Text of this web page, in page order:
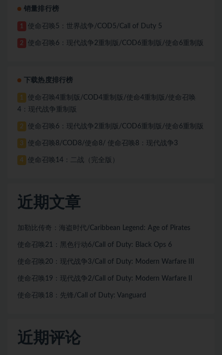
销量排行榜
1 使命召唤5：世界战争/COD5/Call of Duty 5
2 使命召唤6：现代战争2重制版/COD6重制版/使命6重制版
下载热度排行榜
1
使命召唤4重制版/COD4重制版/使命4重制版/使命召唤
4：现代战争重制版
2 使命召唤6：现代战争2重制版/COD6重制版/使命6重制版
3 使命召唤8/COD8/使命8/ 使命召唤8：现代战争3
4 使命召唤14：二战（完全版）
近期文章
加勒比传奇：海盗时代/Caribbean Legend: Age of Pirates
使命召唤21：黑色行动6/Call of Duty: Black Ops 6
使命召唤20：现代战争3/Call of Duty: Modern Warfare III
使命召唤19：现代战争2/Call of Duty: Modern Warfare II
使命召唤18：先锋/Call of Duty: Vanguard
近期评论